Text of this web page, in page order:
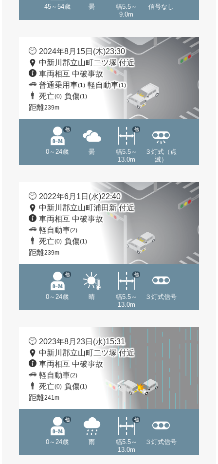
45～54歳 曇
幅5.5～
9.0m
信号なし
2024年8月15日(木)23:30
中新川郡立山町二ツ塚 付近
車両相互 中破事故
普通乗用車(1) 軽自動車(1)
死亡(0) 負傷(1)
距離239m
0～24歳
他
曇
幅5.5～
13.0m
他
３灯式（点
滅）
2022年6月1日(水)22:40
中新川郡立山町浦田新 付近
車両相互 中破事故
軽自動車(2)
死亡(0) 負傷(1)
距離239m
0～24歳
他
晴
幅5.5～
13.0m
他
３灯式信号
2023年8月23日(水)15:31
中新川郡立山町二ツ塚 付近
車両相互 中破事故
軽自動車(2)
死亡(0) 負傷(1)
距離241m
0～24歳
他
雨
幅5.5～
13.0m
他
３灯式信号